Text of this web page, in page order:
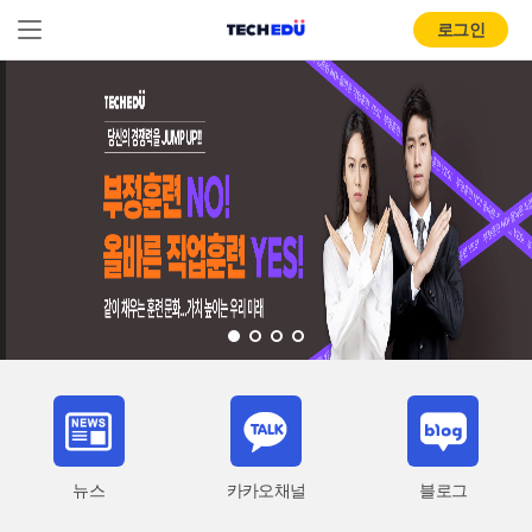
로그인
뉴스 카카오채널 블로그